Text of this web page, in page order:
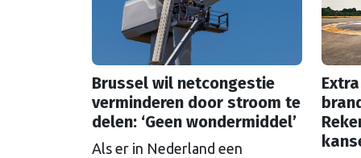
Brussel wil netcongestie
verminderen door stroom te
delen: ‘Geen wondermiddel’
Als er in Nederland een